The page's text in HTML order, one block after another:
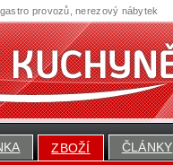
ZBOŽÍ ČLÁNKY
provozů, nerezový nábytek